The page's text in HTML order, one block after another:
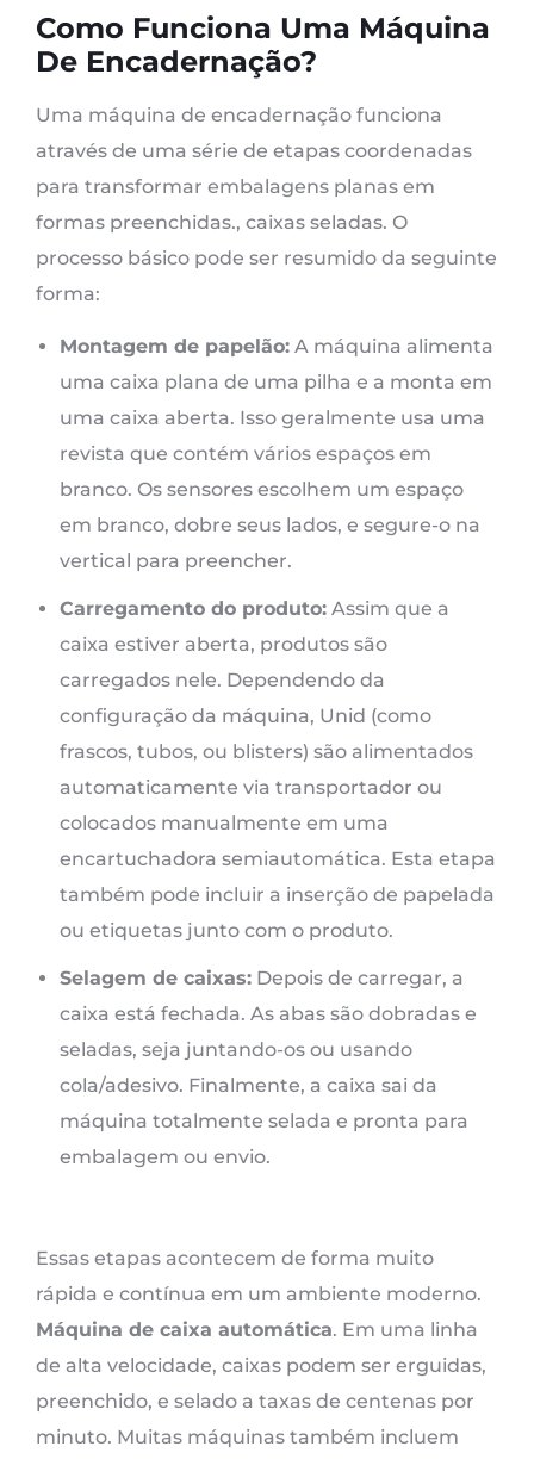
Como Funciona Uma Máquina
De Encadernação?
Uma máquina de encadernação funciona
através de uma série de etapas coordenadas
para transformar embalagens planas em
formas preenchidas., caixas seladas. O
processo básico pode ser resumido da seguinte
forma:
Montagem de papelão: A máquina alimenta
uma caixa plana de uma pilha e a monta em
uma caixa aberta. Isso geralmente usa uma
revista que contém vários espaços em
branco. Os sensores escolhem um espaço
em branco, dobre seus lados, e segure-o na
vertical para preencher.
Carregamento do produto: Assim que a
caixa estiver aberta, produtos são
carregados nele. Dependendo da
configuração da máquina, Unid (como
frascos, tubos, ou blisters) são alimentados
automaticamente via transportador ou
colocados manualmente em uma
encartuchadora semiautomática. Esta etapa
também pode incluir a inserção de papelada
ou etiquetas junto com o produto.
Selagem de caixas: Depois de carregar, a
caixa está fechada. As abas são dobradas e
seladas, seja juntando-os ou usando
cola/adesivo. Finalmente, a caixa sai da
máquina totalmente selada e pronta para
embalagem ou envio.
Essas etapas acontecem de forma muito
rápida e contínua em um ambiente moderno.
Máquina de caixa automática. Em uma linha
de alta velocidade, caixas podem ser erguidas,
preenchido, e selado a taxas de centenas por
minuto. Muitas máquinas também incluem